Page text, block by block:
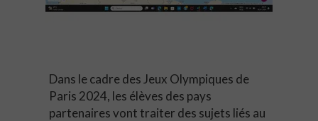
Dans le cadre des Jeux Olympiques de
Paris 2024, les élèves des pays
partenaires vont traiter des sujets liés au